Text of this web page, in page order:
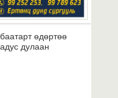
өдөртөө
дулаан